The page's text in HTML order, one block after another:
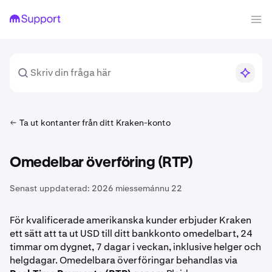
Ta ut kontanter från ditt Kraken-konto
Omedelbar överföring (RTP)
Senast uppdaterad: 2026 miessemánnu 22
För kvalificerade amerikanska kunder erbjuder Kraken
ett sätt att ta ut USD till ditt bankkonto omedelbart, 24
timmar om dygnet, 7 dagar i veckan, inklusive helger och
helgdagar. Omedelbara överföringar behandlas via